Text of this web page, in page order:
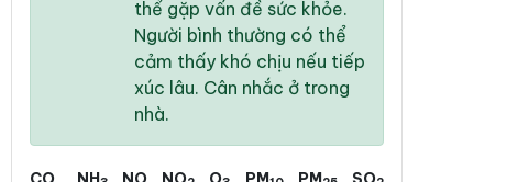
thể gặp vấn đề sức khỏe.
Người bình thường có thể
cảm thấy khó chịu nếu tiếp
xúc lâu. Cân nhắc ở trong
nhà.